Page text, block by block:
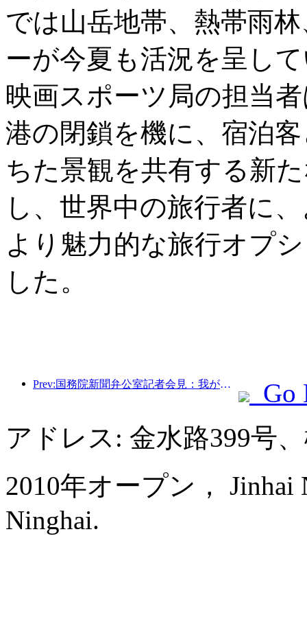
では山岳地帯、熱帯雨
ーが今夏も活況を呈し
映画スポーツ局の担当
港の閉鎖を機に、宿泊
ちた景観を共有する新
し、世界中の旅行者に
より魅力的な旅行オプ
した。
Prev:国務院新聞弁公室記者会見：我が国の越境旅行収入は今年上半期に42％増加した
Go
アドレス: 金水路399号
2010年オープン， Jinhai
Ninghai.